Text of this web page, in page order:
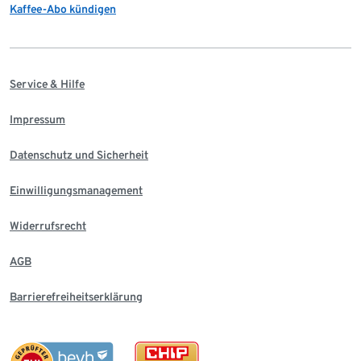
Kaffee-Abo kündigen
Service & Hilfe
Impressum
Datenschutz und Sicherheit
Einwilligungsmanagement
Widerrufsrecht
AGB
Barrierefreiheitserklärung